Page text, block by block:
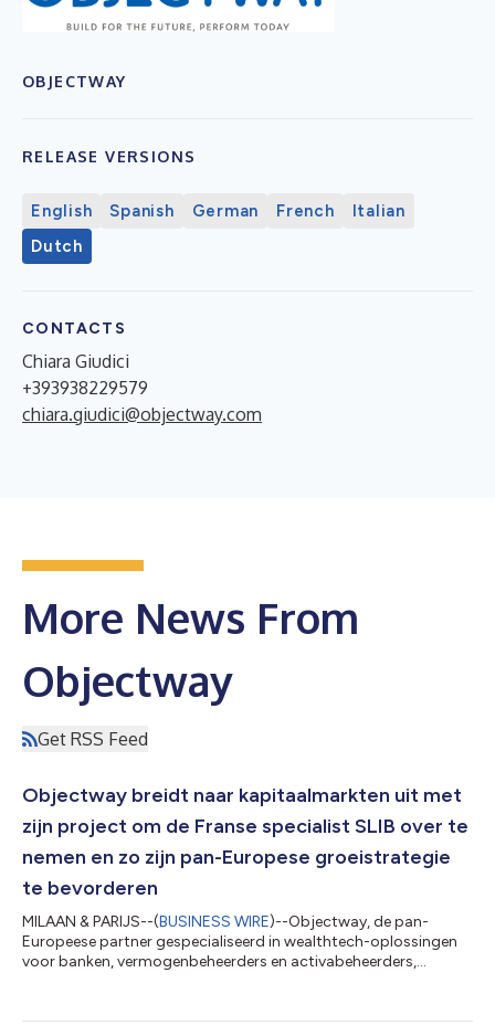
OBJECTWAY
RELEASE VERSIONS
English Spanish German French
Italian
Dutch
CONTACTS
Chiara Giudici
+393938229579
chiara.giudici@objectway.com
More News From
Objectway
Get RSS Feed
Objectway breidt naar kapitaalmarkten uit met
zijn project om de Franse specialist SLIB over te
nemen en zo zijn pan-Europese groeistrategie
te bevorderen
MILAAN & PARIJS--(BUSINESS WIRE)--Objectway, de pan-
Europeese partner gespecialiseerd in wealthtech-oplossingen
voor banken, vermogenbeheerders en activabeheerders,
hen rechten worden verleend om hun hele belang in SLIB